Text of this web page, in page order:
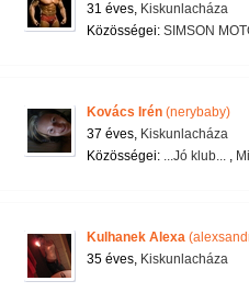
31 éves, Kiskunlacháza
Közösségei: SIMSON
Kovács Irén (nerybaby)
37 éves, Kiskunlacháza
Közösségei: ...Jó klub... ,
Kulhanek Alexa
35 éves, Kiskunlacháza